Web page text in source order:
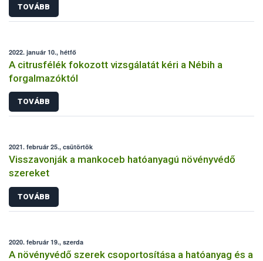
TOVÁBB
2022. január 10., hétfő
A citrusfélék fokozott vizsgálatát kéri a Nébih a
forgalmazóktól
TOVÁBB
2021. február 25., csütörtök
Visszavonják a mankoceb hatóanyagú növényvédő
szereket
TOVÁBB
2020. február 19., szerda
A növényvédő szerek csoportosítása a hatóanyag és a